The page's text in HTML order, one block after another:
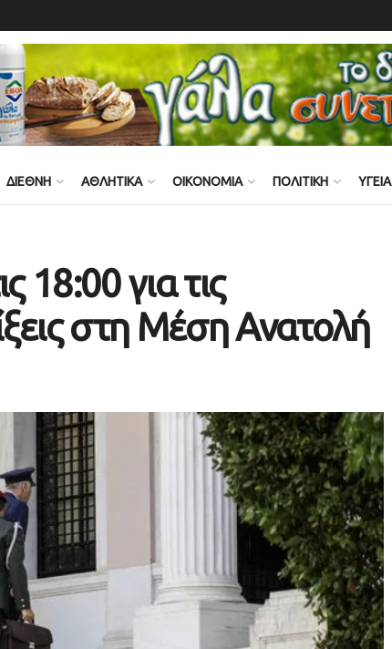
ΔΙΕΘΝΗ ΑΘΛΗΤΙΚΑ ΟΙΚΟΝΟΜΙΑ ΠΟΛΙΤΙΚΗ ΥΓΕΙΑ
18:00 για τις
στη Μέση Ανατολή